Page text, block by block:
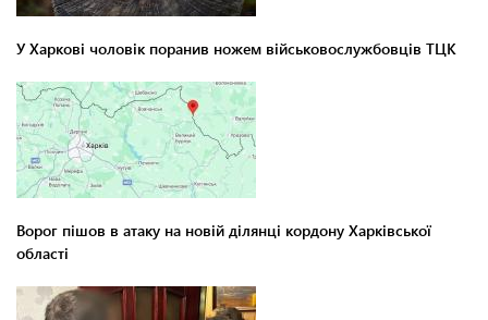
У Харкові чоловік поранив ножем військовослужбовців ТЦК
Ворог пішов в атаку на новій ділянці кордону Харківської
області